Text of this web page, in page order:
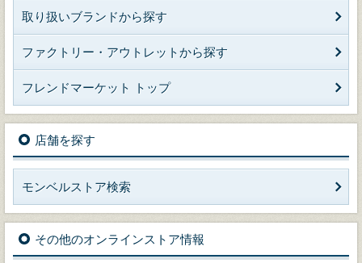
取り扱いブランドから探す
ファクトリー・アウトレットから探す
フレンドマーケット トップ
店舗を探す
モンベルストア検索
その他のオンラインストア情報